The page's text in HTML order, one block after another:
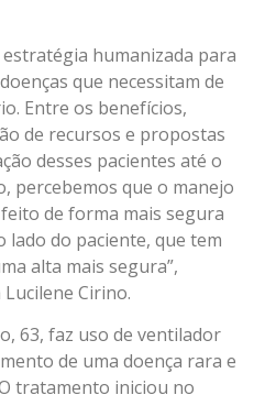
humanizada para
que necessitam de
Entre os benefícios,
de recursos e propostas
desses pacientes até o
percebemos que o manejo
de forma mais segura
lado do paciente, que tem
alta mais segura”,
Cirino.
63, faz uso de ventilador
de uma doença rara e
tratamento iniciou no